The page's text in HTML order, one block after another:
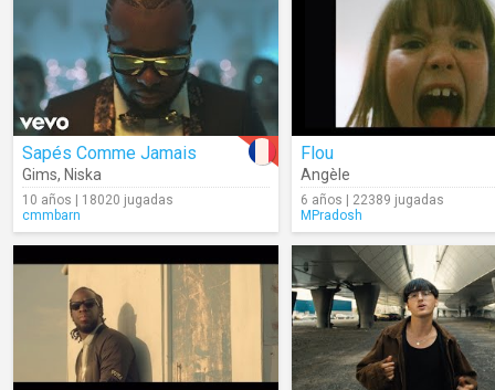
Sapés Comme Jamais
Gims, Niska
10 años | 18020 jugadas
cmmbarn
Flou
Angèle
6 años | 22389 jugadas
MPradosh